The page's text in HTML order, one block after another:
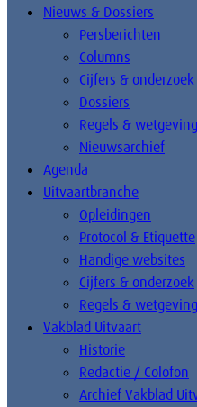
Nieuws & Dossiers
Persberichten
Columns
Cijfers & onderzoek
Dossiers
Regels & wetgeving
Nieuwsarchief
Agenda
Uitvaartbranche
Opleidingen
Protocol & Etiquette
Handige websites
Cijfers & onderzoek
Regels & wetgeving
Vakblad Uitvaart
Historie
Redactie / Colofon
Archief Vakblad